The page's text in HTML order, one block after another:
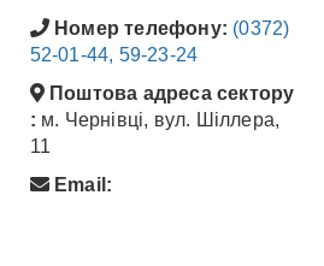
Номер телефону: (0372)
52-01-44, 59-23-24
Поштова адреса сектору
: м. Чернівці, вул. Шіллера,
11
Email: